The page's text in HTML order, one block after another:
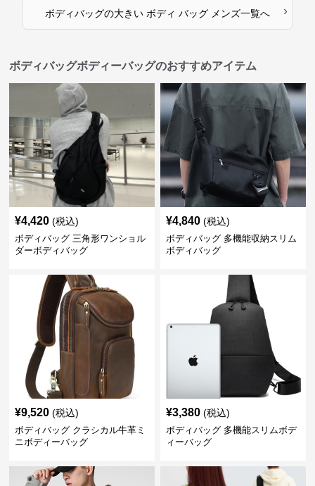
ボディバッグの大きい ボディ バッグ メンズ一覧へ ›
ボディバッグボディーバッグのおすすめアイテム
¥4,420 (税込)
ボディバッグ 三角形ワンショル
ダーボディバッグ
¥4,840 (税込)
ボディバッグ 多機能収納スリム
ボディバッグ
¥9,520 (税込)
ボディバッグ クラシカル牛革ミ
ニボディーバッグ
¥3,380 (税込)
ボディバッグ 多機能スリムボデ
ィーバッグ